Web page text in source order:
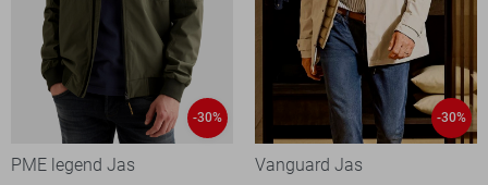
-30%
PME legend Jas
-30%
Vanguard Jas